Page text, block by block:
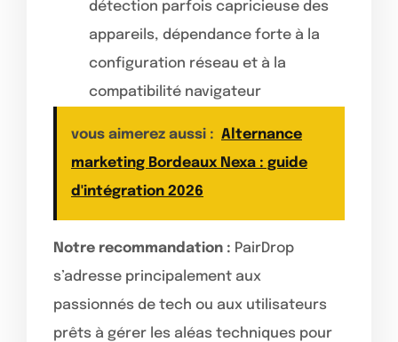
détection parfois capricieuse des
appareils, dépendance forte à la
configuration réseau et à la
compatibilité navigateur
vous aimerez aussi : Alternance
marketing Bordeaux Nexa : guide
d'intégration 2026
Notre recommandation : PairDrop
s’adresse principalement aux
passionnés de tech ou aux utilisateurs
prêts à gérer les aléas techniques pour